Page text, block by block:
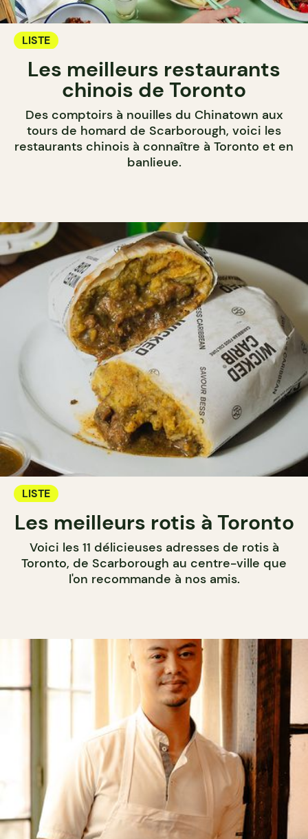
LISTE
Les meilleurs restaurants
chinois de Toronto
Des comptoirs à nouilles du Chinatown aux
tours de homard de Scarborough, voici les
restaurants chinois à connaître à Toronto et en
banlieue.
LISTE
Les meilleurs rotis à Toronto
Voici les 11 délicieuses adresses de rotis à
Toronto, de Scarborough au centre-ville que
l'on recommande à nos amis.